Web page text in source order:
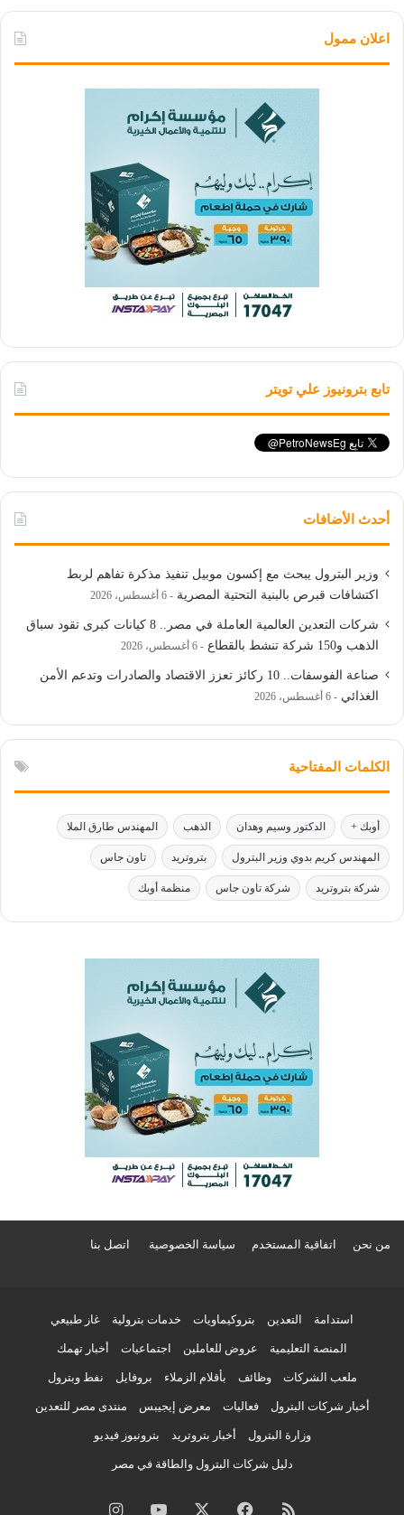
اعلان ممول
تابع بترونيوز علي تويتر
أحدث الأضافات
وزير البترول يبحث مع إكسون موبيل تنفيذ مذكرة تفاهم لربط
اكتشافات قبرص بالبنية التحتية المصرية
6 أغسطس، 2026
شركات التعدين العالمية العاملة في مصر.. 8 كيانات كبرى تقود سباق
الذهب و150 شركة تنشط بالقطاع
6 أغسطس، 2026
صناعة الفوسفات.. 10 ركائز تعزز الاقتصاد والصادرات وتدعم الأمن
الغذائي
6 أغسطس، 2026
الكلمات المفتاحية
أوبك + الدكتور وسيم وهدان الذهب المهندس طارق الملا
المهندس كريم بدوي وزير البترول بتروتريد تاون جاس
شركة بتروتريد شركة تاون جاس منظمة أوبك
من نحن اتفاقية المستخدم سياسة الخصوصية اتصل بنا
استدامة التعدين بتروكيماويات خدمات بترولية غاز طبيعي
المنصة التعليمية عروض للعاملين اجتماعيات أخبار تهمك
ملعب الشركات وظائف بأقلام الزملاء بروفايل نفط وبترول
أخبار شركات البترول فعاليات معرض إيجيبس منتدى مصر للتعدين
وزارة البترول أخبار بتروتريد بترونيوز فيديو
دليل شركات البترول والطاقة في مصر
ملخصفيسبوك ‫YouTubeانستقرام